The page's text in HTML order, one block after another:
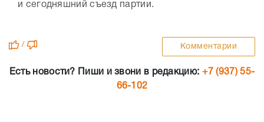
и сегодняшний съезд партии.
/ Комментарии
Есть новости? Пиши и звони в редакцию: +7 (937) 55-
66-102